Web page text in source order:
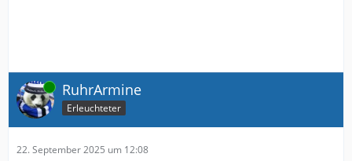
Online RuhrArmine
Erleuchteter
22. September 2025 um 12:08